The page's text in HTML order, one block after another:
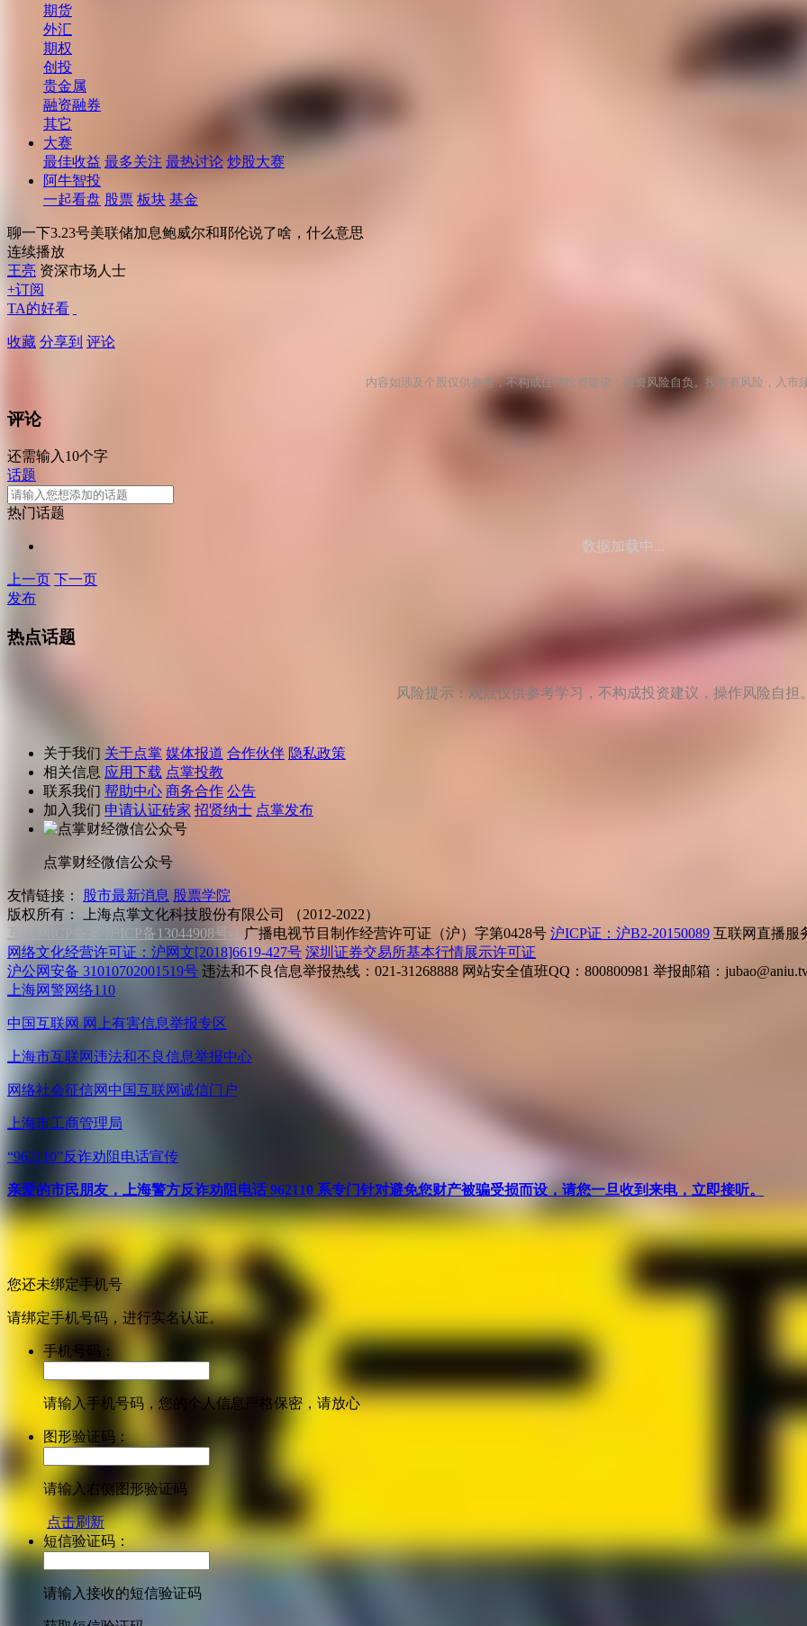
期货
外汇
期权
创投
贵金属
融资融券
其它
大赛
最佳收益 最多关注 最热讨论 炒股大赛
阿牛智投
一起看盘 股票 板块 基金
聊一下3.23号美联储加息鲍威尔和耶伦说了啥，什么意思
连续播放
王亮 资深市场人士
+订阅
TA的好看
收藏 分享到 评论
内容如涉及个股仅供参考，不构成任何投资建议！投资风险自负。投资有风险，入市
评论
还需输入10个字
话题
热门话题
数据加载中...
上一页 下一页
发布
热点话题
风险提示：观点仅供参考学习，不构成投资建议，操作风险自担
关于我们 关于点掌 媒体报道 合作伙伴 隐私政策
相关信息 应用下载 点掌投教
联系我们 帮助中心 商务合作 公告
加入我们 申请认证砖家 招贤纳士 点掌发布
点掌财经微信公众号
友情链接： 股市最新消息 股票学院
版权所有：
上海点掌文化科技股份有限公司 （2012-2022）
互联网ICP备案 沪ICP备13044908号-1 广播电视节目制作经营许可证（沪）字第0428号 沪ICP证：沪B2-20150089 互联网直播服
网络文化经营许可证：沪网文[2018]6619-427号 深圳证券交易所基本行情展示许可证
沪公网安备 31010702001519号 违法和不良信息举报热线：021-31268888 网站安全值班QQ：800800981 举报邮箱：
上海网警网络110
中国互联网 网上有害信息举报专区
上海市互联网违法和不良信息举报中心
网络社会征信网 中国互联网诚信门户
上海市工商管理局
“962110”反诈劝阻电话宣传
亲爱的市民朋友，上海警方反诈劝阻电话 962110 系专门针对避免您财产被骗受损而设，请您一旦收到来电，立即接听。
您还未绑定手机号
请绑定手机号码，进行实名认证。
手机号码：
请输入手机号码，您的个人信息严格保密，请放心
图形验证码：
请输入右侧图形验证码
点击刷新
短信验证码：
请输入接收的短信验证码